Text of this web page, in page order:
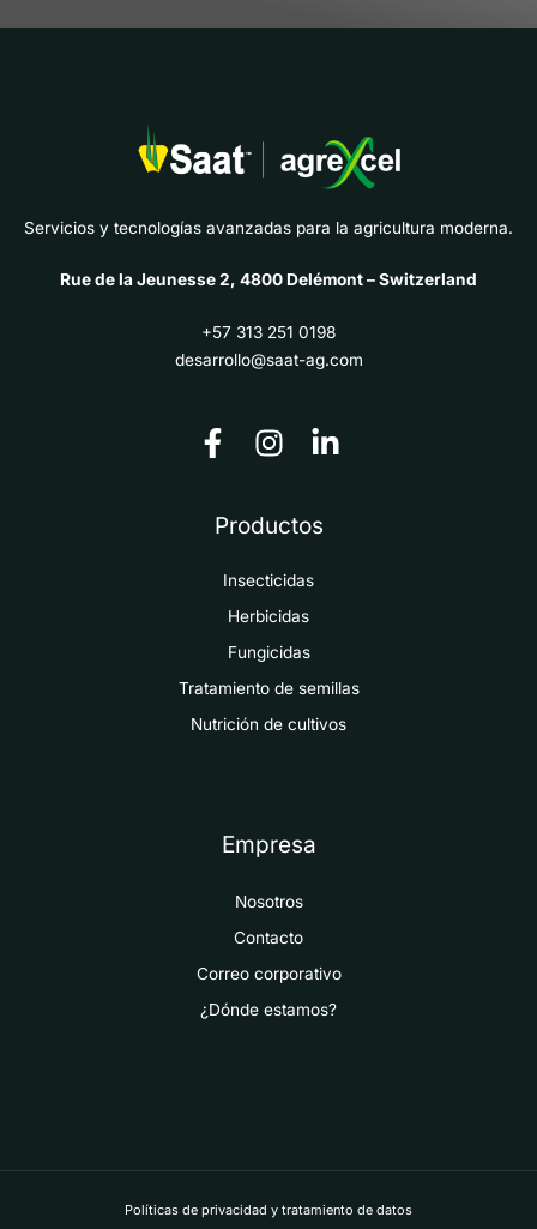
Servicios y tecnologías avanzadas para la agricultura moderna.
Rue de la Jeunesse 2, 4800 Delémont – Switzerland
+57 313 251 0198
desarrollo@saat-ag.com
Productos
Insecticidas
Herbicidas
Fungicidas
Tratamiento de semillas
Nutrición de cultivos
Empresa
Nosotros
Contacto
Correo corporativo
¿Dónde estamos?
Políticas de privacidad y tratamiento de datos